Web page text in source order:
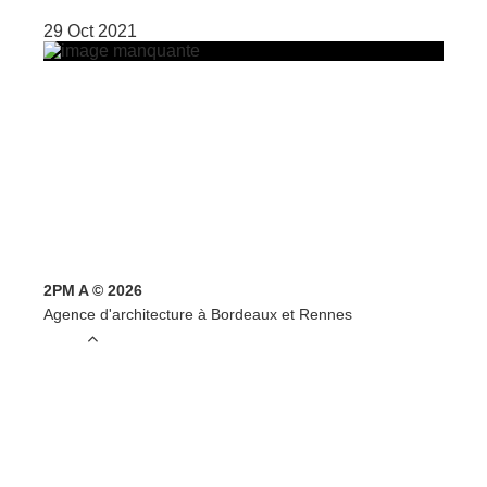
29 Oct 2021
2PM A © 2026
Agence d'architecture à Bordeaux et Rennes
